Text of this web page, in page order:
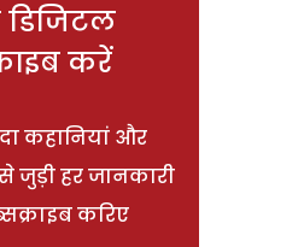
डिजिटल
करें
कहानियां और
जुड़ी हर जानकारी
करिए